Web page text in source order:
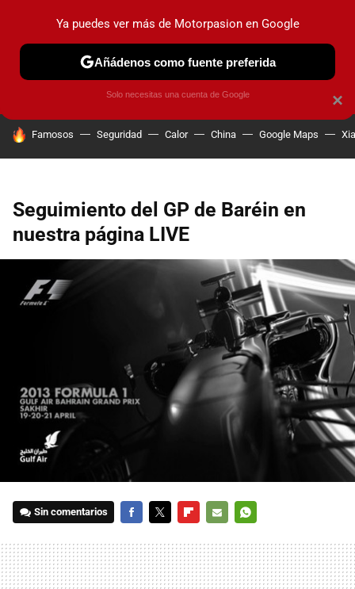
PRUEBAS COCHES ELÉCTRICOS OBSERVATORIO
HOY SE HABLA DE
Famosos Seguridad Calor China Google Maps
Seguimiento del GP de Baréin en
nuestra página LIVE
Sin comentarios
MAIL
×
Ya puedes ver más de Motorpasion en Google
Añádenos como fuente preferida
Solo necesitas una cuenta de Google